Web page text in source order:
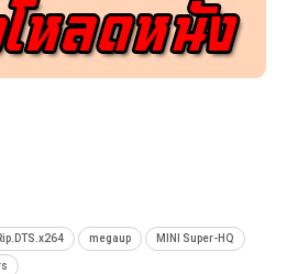
megaup MINI Super-HQ